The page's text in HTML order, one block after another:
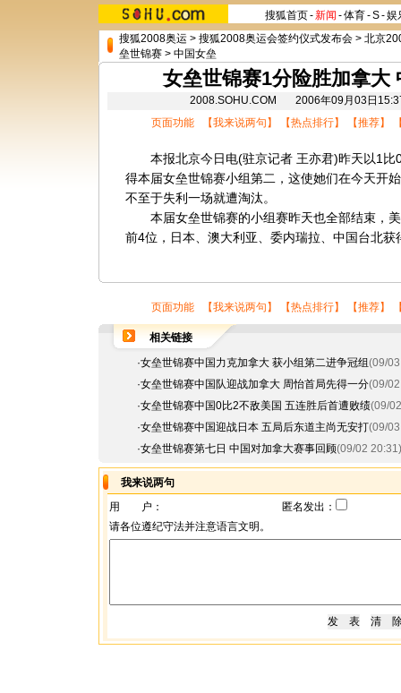
搜狐首页-新闻 -体育-S-娱
搜狐2008奥运 > 搜狐2008奥运会签约仪式发布会 > 北京
垒世锦赛 > 中国女垒
女垒世锦赛1分险胜加拿大
2008.SOHU.COM 2006年09月03日
页面功能 【我来说两句 】 【热点排行】 【推荐】
本报北京今日电(驻京记者 王亦君)昨天以1比
得本届女垒世锦赛小组第二，这使她们在今天开
不至于失利一场就遭淘汰。
本届女垒世锦赛的小组赛昨天也全部结束，美
前4位，日本、澳大利亚、委内瑞拉、中国台北获
页面功能 【我来说两句 】 【热点排行】 【推荐】
相关链接
·女垒世锦赛中国力克加拿大 获小组第二进争冠组(09/
·女垒世锦赛中国队迎战加拿大 周怡首局先得一分(09/
·女垒世锦赛中国0比2不敌美国 五连胜后首遭败绩(09/
·女垒世锦赛中国迎战日本 五局后东道主尚无安打(09/
·女垒世锦赛第七日 中国对加拿大赛事回顾(09/02 20:31)
我来说两句
用 户：
匿名发出：
请各位遵纪守法并注意语言文明。